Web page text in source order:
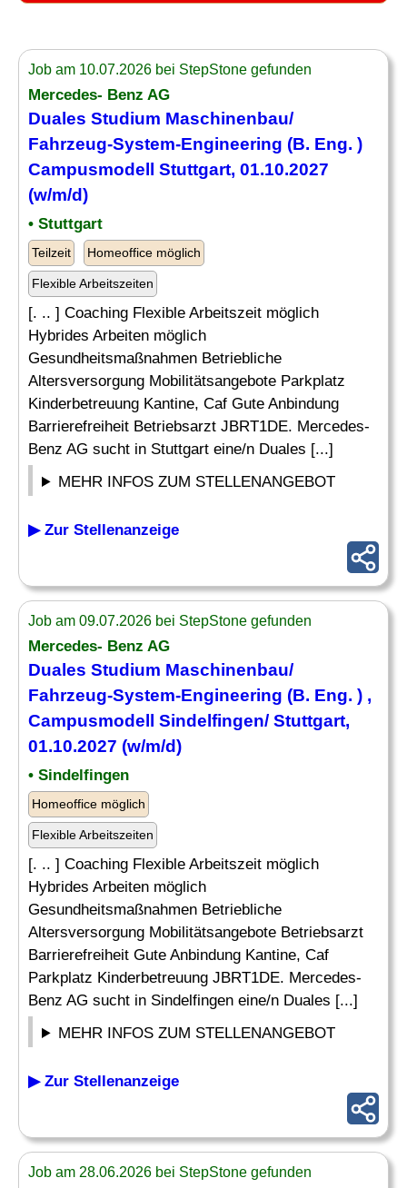
Job am 10.07.2026 bei StepStone gefunden
Mercedes- Benz AG
Duales Studium Maschinenbau/
Fahrzeug-System-Engineering (B. Eng. )
Campusmodell Stuttgart, 01.10.2027
(w/m/d)
• Stuttgart
Teilzeit Homeoffice möglich
Flexible Arbeitszeiten
[. .. ] Coaching Flexible Arbeitszeit möglich
Hybrides Arbeiten möglich
Gesundheitsmaßnahmen Betriebliche
Altersversorgung Mobilitätsangebote Parkplatz
Kinderbetreuung Kantine, Caf Gute Anbindung
Barrierefreiheit Betriebsarzt JBRT1DE. Mercedes-
Benz AG sucht in Stuttgart eine/n Duales [...]
MEHR INFOS ZUM STELLENANGEBOT
▶ Zur Stellenanzeige
Job am 09.07.2026 bei StepStone gefunden
Mercedes- Benz AG
Duales Studium Maschinenbau/
Fahrzeug-System-Engineering (B. Eng. ) ,
Campusmodell Sindelfingen/ Stuttgart,
01.10.2027 (w/m/d)
• Sindelfingen
Homeoffice möglich
Flexible Arbeitszeiten
[. .. ] Coaching Flexible Arbeitszeit möglich
Hybrides Arbeiten möglich
Gesundheitsmaßnahmen Betriebliche
Altersversorgung Mobilitätsangebote Betriebsarzt
Barrierefreiheit Gute Anbindung Kantine, Caf
Parkplatz Kinderbetreuung JBRT1DE. Mercedes-
Benz AG sucht in Sindelfingen eine/n Duales [...]
MEHR INFOS ZUM STELLENANGEBOT
▶ Zur Stellenanzeige
Job am 28.06.2026 bei StepStone gefunden